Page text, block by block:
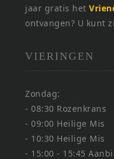
jaar gratis het
ontvangen? U kunt
VIERINGEN
Zondag:
- 08:30 Rozenkrans
- 09:00 Heilige Mis
- 10:30 Heilige Mis
- 15:00 - 15:45